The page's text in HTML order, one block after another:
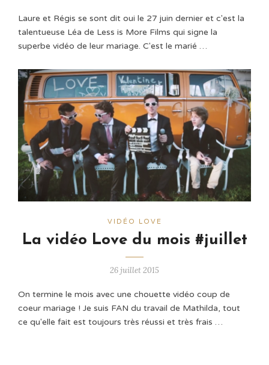
Laure et Régis se sont dit oui le 27 juin dernier et c'est la
talentueuse Léa de Less is More Films qui signe la
superbe vidéo de leur mariage. C'est le marié …
VIDÉO LOVE
La vidéo Love du mois #juillet
26 juillet 2015
On termine le mois avec une chouette vidéo coup de
coeur mariage ! Je suis FAN du travail de Mathilda, tout
ce qu'elle fait est toujours très réussi et très frais …